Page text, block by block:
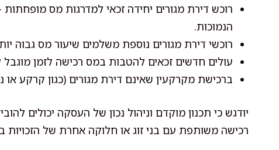
רוכש דירת מגורים יחידה זכאי למדרגות מס
הנמוכות.
רוכשי דירת מגורים נוספת משלמים שיעור מס גבוה יותר – לרוב 8–10%
עולים חדשים זכאים להטבות במס רכישה לזמן
ברכישת מקרקעין שאינם דירת מגורים (כגון קרקע
יודגש כי תכנון מוקדם וניהול נכון של העסקה יכולים
רכישה משותפת עם בני זוג או חלוקה אחרת של הזכויות